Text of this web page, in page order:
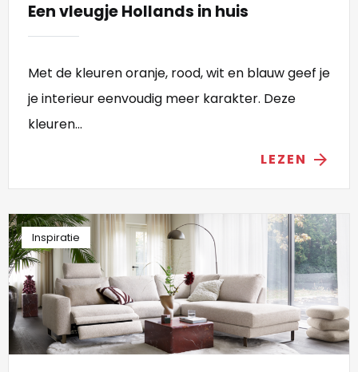
Een vleugje Hollands in huis
Met de kleuren oranje, rood, wit en blauw geef je
je interieur eenvoudig meer karakter. Deze
kleuren...
LEZEN arrow_forward
Inspiratie